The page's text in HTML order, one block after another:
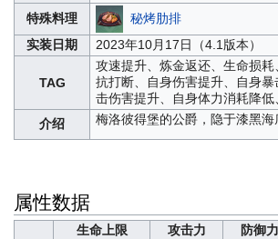
特殊料理
秘烤肋排
实装日期
2023年10月17日（4.1版本）
TAG
攻速提升、炼金返还、生命损
抗打断、自身伤害提升、自身
击伤害提升、自身体力消耗降
介绍
梅洛彼得堡的公爵，隐于漆黑海
属性数据
生命上限 攻击力 防御力